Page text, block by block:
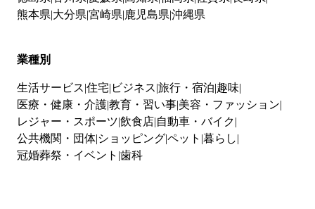
熊本県 大分県 宮崎県 鹿児島県 沖縄県
業種別
生活サービス 住宅 ビジネス 旅行・宿泊 趣味
医療・健康・介護教育・習い事 美容・ファッション
レジャー・スポーツ 飲食店 自動車・バイク
公共機関・団体 ショッピングペット 暮らし
冠婚葬祭・イベント 歯科